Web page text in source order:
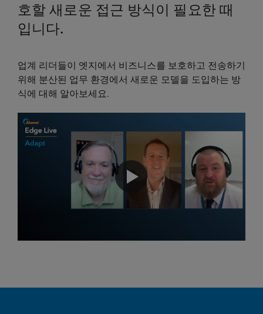
호할 새로운 접근 방식이 필요한 때
입니다.
업계 리더들이 엣지에서 비즈니스를 보호하고 전송하기
위해 분산된 업무 환경에서 새로운 모델을 도입하는 방
식에 대해 알아보세요.